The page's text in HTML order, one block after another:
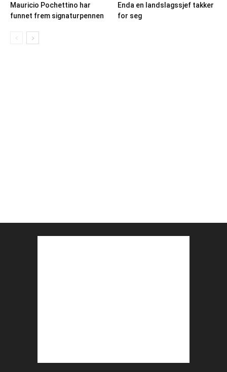
Mauricio Pochettino har
funnet frem signaturpennen
Enda en landslagssjef takker
for seg